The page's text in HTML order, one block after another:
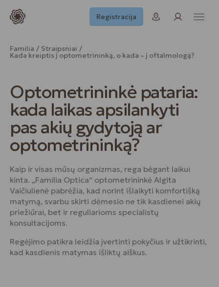
Registracija
Familia Straipsniai
Kada kreiptis į optometrininką, o kada – į oftalmologą?
Optometrininkė pataria:
kada laikas apsilankyti
pas akių gydytoją ar
optometrininką?
Kaip ir visas mūsų organizmas, rega bėgant laikui
kinta. „Familia Optica“ optometrininkė Algita
Vaičiulienė pabrėžia, kad norint išlaikyti komfortišką
matymą, svarbu skirti dėmesio ne tik kasdienei akių
priežiūrai, bet ir reguliarioms specialistų
konsultacijoms.
Regėjimo patikra leidžia įvertinti pokyčius ir užtikrinti,
kad kasdienis matymas išliktų aiškus.